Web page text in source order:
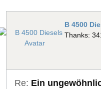
B 4500
Thanks:
Re: Ein